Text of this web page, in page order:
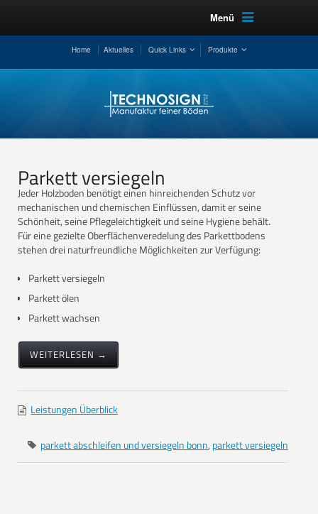
Menü
Home Aktuelles Quick Links Produkte
Parkett versiegeln
Jeder Holzboden benötigt einen hinreichenden Schutz vor
mechanischen und chemischen Einflüssen, damit er seine
Schönheit, seine Pflegeleichtigkeit und seine Hygiene behält.
Für eine gezielte Oberflächenveredelung des Parkettbodens
stehen drei naturfreundliche Möglichkeiten zur Verfügung:
Parkett versiegeln
Parkett ölen
Parkett wachsen
WEITERLESEN →
Leistungen Überblick
parkett abschleifen und versiegeln bonn, parkett versiegeln